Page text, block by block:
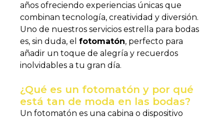
años ofreciendo experiencias únicas que
combinan tecnología, creatividad y diversión.
Uno de nuestros servicios estrella para bodas
es, sin duda, el fotomatón, perfecto para
añadir un toque de alegría y recuerdos
inolvidables a tu gran día.
¿Qué es un fotomatón y por qué
está tan de moda en las bodas?
Un fotomatón es una cabina o dispositivo